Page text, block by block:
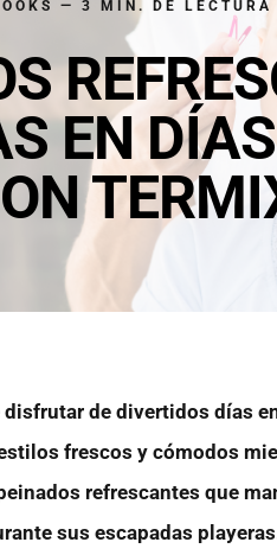
— 3 MIN. DE LECTURA
EN
de divertidos días
frescos y cómodos
refrescantes que
sus escapadas